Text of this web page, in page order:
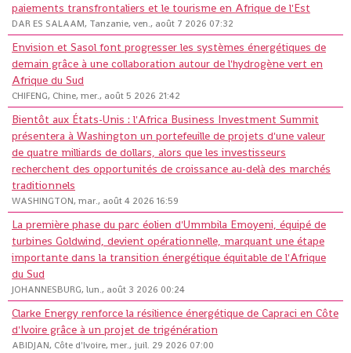
paiements transfrontaliers et le tourisme en Afrique de l'Est
DAR ES SALAAM, Tanzanie, ven., août 7 2026 07:32
Envision et Sasol font progresser les systèmes énergétiques de
demain grâce à une collaboration autour de l'hydrogène vert en
Afrique du Sud
CHIFENG, Chine, mer., août 5 2026 21:42
Bientôt aux États-Unis : l'Africa Business Investment Summit
présentera à Washington un portefeuille de projets d'une valeur
de quatre milliards de dollars, alors que les investisseurs
recherchent des opportunités de croissance au-delà des marchés
traditionnels
WASHINGTON, mar., août 4 2026 16:59
La première phase du parc éolien d'Ummbila Emoyeni, équipé de
turbines Goldwind, devient opérationnelle, marquant une étape
importante dans la transition énergétique équitable de l'Afrique
du Sud
JOHANNESBURG, lun., août 3 2026 00:24
Clarke Energy renforce la résilience énergétique de Capraci en Côte
d'Ivoire grâce à un projet de trigénération
ABIDJAN, Côte d'Ivoire, mer., juil. 29 2026 07:00